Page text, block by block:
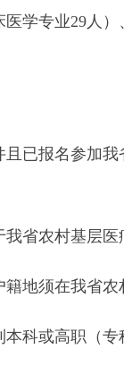
学专业29人
报名参加我
农村基层医
须在我省农
或高职（专